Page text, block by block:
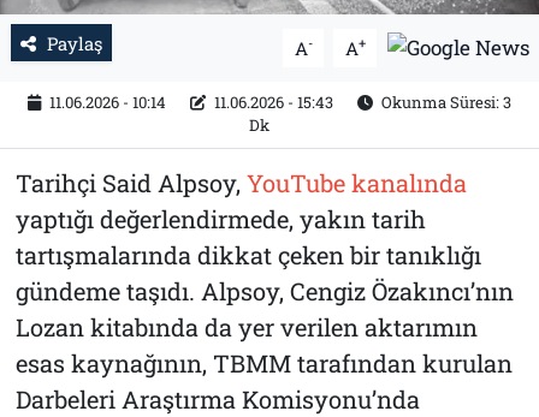
Paylaş A- A+
11.06.2026 - 10:14 11.06.2026 - 15:43
Okunma Süresi: 3
Dk
Tarihçi Said Alpsoy, YouTube kanalında
yaptığı değerlendirmede, yakın tarih
tartışmalarında dikkat çeken bir tanıklığı
gündeme taşıdı. Alpsoy, Cengiz Özakıncı’nın
Lozan kitabında da yer verilen aktarımın
esas kaynağının, TBMM tarafından kurulan
Darbeleri Araştırma Komisyonu’nda